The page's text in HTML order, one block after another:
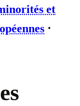
et
⋅